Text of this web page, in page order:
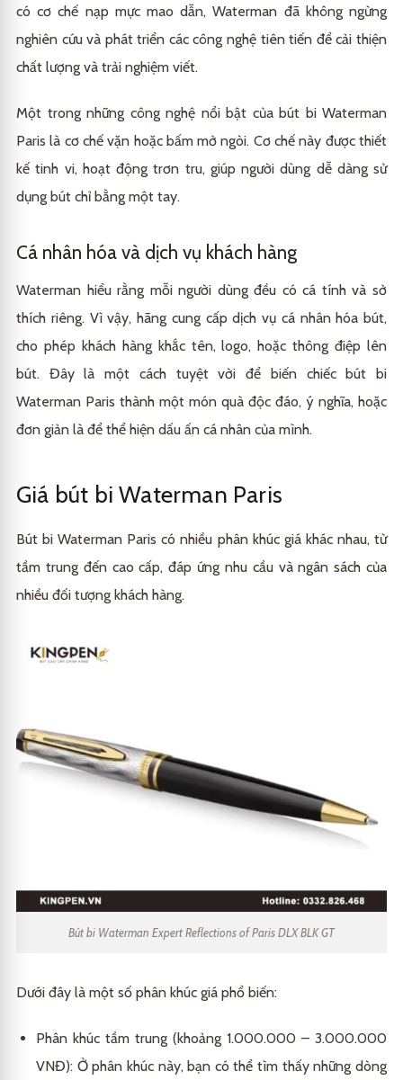
có cơ chế nạp mực mao dẫn, Waterman đã không ngừng
nghiên cứu và phát triển các công nghệ tiên tiến để cải thiện
chất lượng và trải nghiệm viết.
Một trong những công nghệ nổi bật của bút bi Waterman
Paris là cơ chế vặn hoặc bấm mở ngòi. Cơ chế này được thiết
kế tinh vi, hoạt động trơn tru, giúp người dùng dễ dàng sử
dụng bút chỉ bằng một tay.
Cá nhân hóa và dịch vụ khách hàng
Waterman hiểu rằng mỗi người dùng đều có cá tính và sở
thích riêng. Vì vậy, hãng cung cấp dịch vụ cá nhân hóa bút,
cho phép khách hàng khắc tên, logo, hoặc thông điệp lên
bút. Đây là một cách tuyệt vời để biến chiếc bút bi
Waterman Paris thành một món quà độc đáo, ý nghĩa, hoặc
đơn giản là để thể hiện dấu ấn cá nhân của mình.
Giá bút bi Waterman Paris
Bút bi Waterman Paris có nhiều phân khúc giá khác nhau, từ
tầm trung đến cao cấp, đáp ứng nhu cầu và ngân sách của
nhiều đối tượng khách hàng.
Bút bi Waterman Expert Reflections of Paris DLX BLK GT
Dưới đây là một số phân khúc giá phổ biến:
Phân khúc tầm trung (khoảng 1.000.000 – 3.000.000
VNĐ): Ở phân khúc này, bạn có thể tìm thấy những dòng